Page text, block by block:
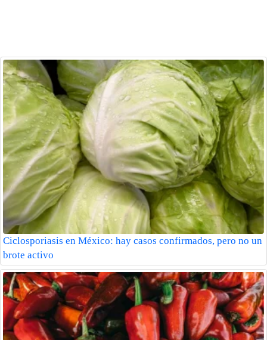
Ciclosporiasis en México: hay casos confirmados, pero no un
brote activo